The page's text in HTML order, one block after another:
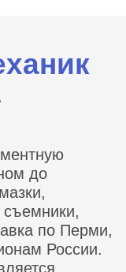
до
съемники,
по Перми,
России.